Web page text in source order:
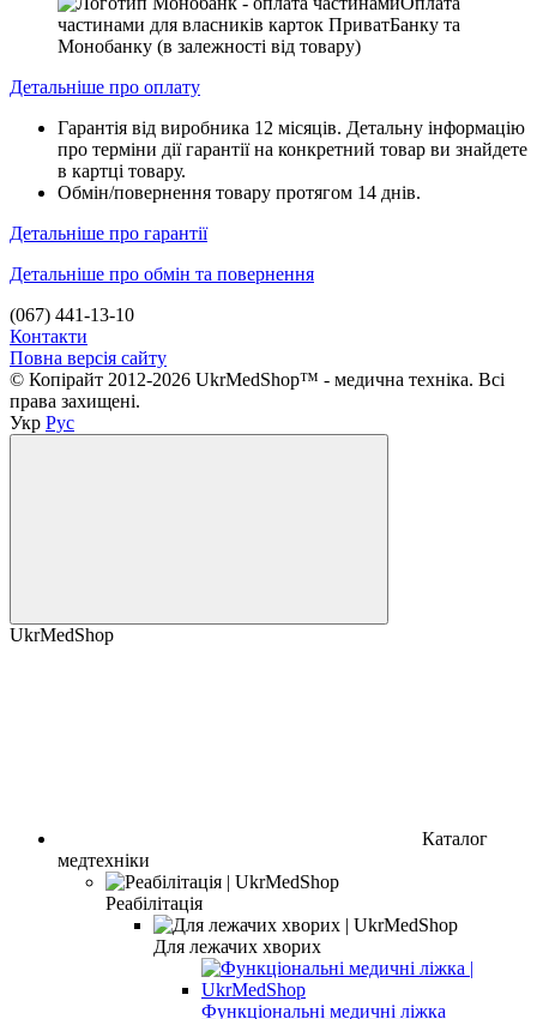
частинами для власників карток ПриватБанку та
Монобанку (в залежності від товару)
Детальніше про оплату
Гарантія від виробника 12 місяців. Детальну інформацію
про терміни дії гарантії на конкретний товар ви знайдете
в картці товару.
Обмін/повернення товару протягом 14 днів.
Детальніше про гарантії
Детальніше про обмін та повернення
(067) 441-13-10
Контакти
Повна версія сайту
© Копірайт 2012-2026 UkrMedShop™ - медична техніка. Всі
права захищені.
Укр Рус
UkrMedShop
Каталог
медтехніки
Реабiлiтацiя
Для лежачих хворих
Функціональні медичні ліжка